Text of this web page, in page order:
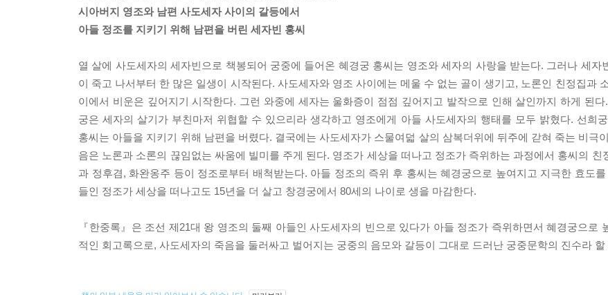
시아버지 영조와 남편 사도세자 사이의 갈등에서
아들 정조를 지키기 위해 남편을 버린 세자빈 홍씨
열 살에 사도세자의 세자빈으로 책봉되어 궁중에 들어온 혜경궁 홍씨는 영조와 세자의 사랑을 받는다. 그러나 세자
이 죽고 나서부터 한 많은 일생이 시작된다. 사도세자와 영조 사이에는 메울 수 없는 골이 생기고, 노론인 친정집과
이에서 비운은 깊어지기 시작한다. 그런 와중에 세자는 울화증이 점점 깊어지고 발작으로 인해 살인까지 하게 된
궁은 세자의 살기가 부친마저 위협할 수 있으리라 생각하고 영조에게 아들 사도세자의 행태를 모두 밝혔다. 선희
홍씨는 아들을 지키기 위해 남편을 버렸다. 결국에는 사도세자가 스물여덟 살의 삼복더위에 뒤주에 갇혀 죽는 비극
음은 노론과 소론의 끊임없는 싸움에 빌미를 주게 된다. 영조가 세상을 떠나고 정조가 즉위하는 과정에서 홍씨의 친
과 정후겸, 화완옹주 등이 정조로부터 배척받는다. 아들 정조의 즉위 후 홍씨는 혜경궁으로 높여지고 지극한 효도
들인 정조가 세상을 떠나고도 15년을 더 살고 창경궁에서 80세의 나이로 생을 마감한다.
『한중록』은 조선 제21대 왕 영조의 둘째 아들인 사도세자의 빈으로 있다가 아들 정조가 즉위하면서 혜경궁으로
적인 회고록으로, 사도세자의 죽음을 둘러싸고 벌어지는 궁중의 음모와 갈등이 그대로 드러난 궁중문학의 진수라 할